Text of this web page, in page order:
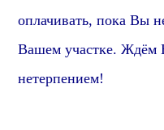
оплачивать, пока Вы
Вашем участке. Ждём
нетерпением!